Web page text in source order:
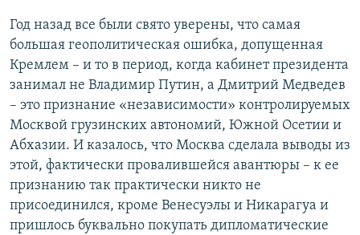
Год назад все были свято уверены, что самая
большая геополитическая ошибка, допущенная
Кремлем – и то в период, когда кабинет президента
занимал не Владимир Путин, а Дмитрий Медведев
– это признание «независимости» контролируемых
Москвой грузинских автономий, Южной Осетии и
Абхазии. И казалось, что Москва сделала выводы из
этой, фактически провалившейся авантюры – к ее
признанию так практически никто не
присоединился, кроме Венесуэлы и Никарагуа и
пришлось буквально покупать дипломатические